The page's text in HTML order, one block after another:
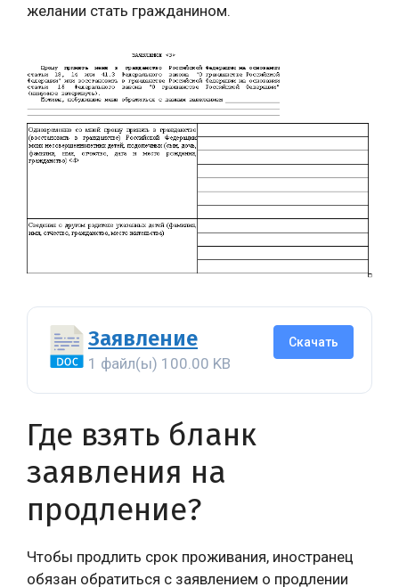
желании стать гражданином.
Заявление
1 файл(ы) 100.00 KB
Скачать
Где взять бланк
заявления на
продление?
Чтобы продлить срок проживания, иностранец
обязан обратиться с заявлением о продлении